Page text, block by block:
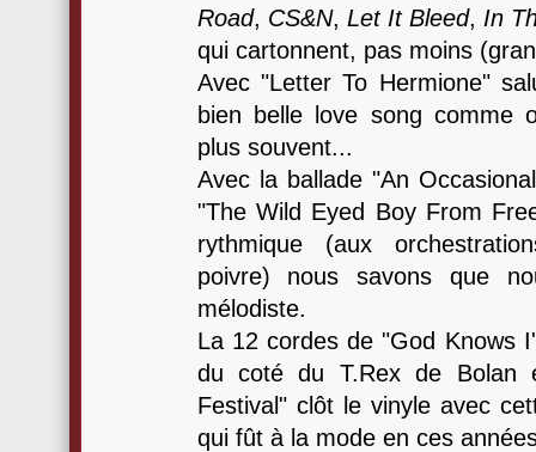
Road, CS&N, Let It Bleed, In
qui cartonnent, pas moins
Avec "Letter To Hermione"
bien belle love song comme
plus souvent...
Avec la ballade "An
"The Wild Eyed Boy From
rythmique (aux
poivre) nous savons que
mélodiste.
La 12 cordes de "God Knows
du coté du T.Rex de Bolan
Festival" clôt le vinyle avec
qui fût à la mode en ces